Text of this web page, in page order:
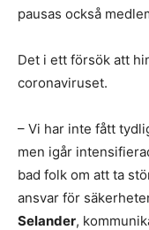
pausas också
Det i ett försök att
coronaviruset.
– Vi har inte fått
men igår
bad folk om att ta
ansvar för
Selander,